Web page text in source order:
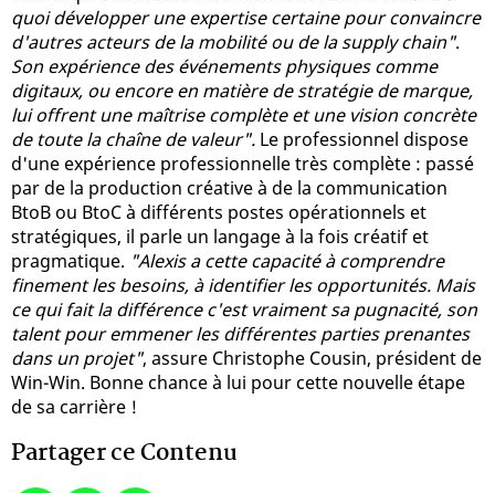
quoi développer une expertise certaine pour convaincre
d'autres acteurs de la mobilité ou de la supply chain".
Son expérience des événements physiques comme
digitaux, ou encore en matière de stratégie de marque,
lui offrent une maîtrise complète et une vision concrète
de toute la chaîne de valeur". Le professionnel dispose
d'une expérience professionnelle très complète : passé
par de la production créative à de la communication
BtoB ou BtoC à différents postes opérationnels et
stratégiques, il parle un langage à la fois créatif et
pragmatique. "Alexis a cette capacité à comprendre
finement les besoins, à identifier les opportunités. Mais
ce qui fait la différence c'est vraiment sa pugnacité, son
talent pour emmener les différentes parties prenantes
dans un projet", assure Christophe Cousin, président de
Win-Win. Bonne chance à lui pour cette nouvelle étape
de sa carrière !
Partager ce Contenu